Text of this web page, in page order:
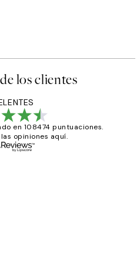
los clientes
en 108474 puntuaciones.
opiniones aquí.